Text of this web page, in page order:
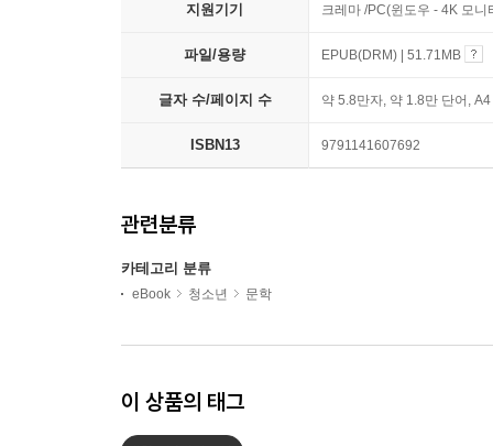
지원기기 크레마 /PC(윈도우 - 4K 모
파일/용량 EPUB(DRM) | 51.71MB
글자 수/페이지 수 약 5.8만자, 약 1.8만 단어,
ISBN13 9791141607692
관련분류
카테고리 분류
eBook 청소년 문학
이 상품의 태그